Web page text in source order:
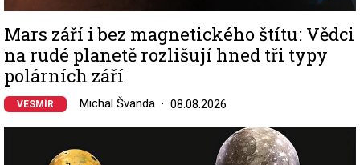
Mars září i bez magnetického štítu: Vědci
na rudé planetě rozlišují hned tři typy
polárních září
VESMÍR Michal Švanda 08.08.2026